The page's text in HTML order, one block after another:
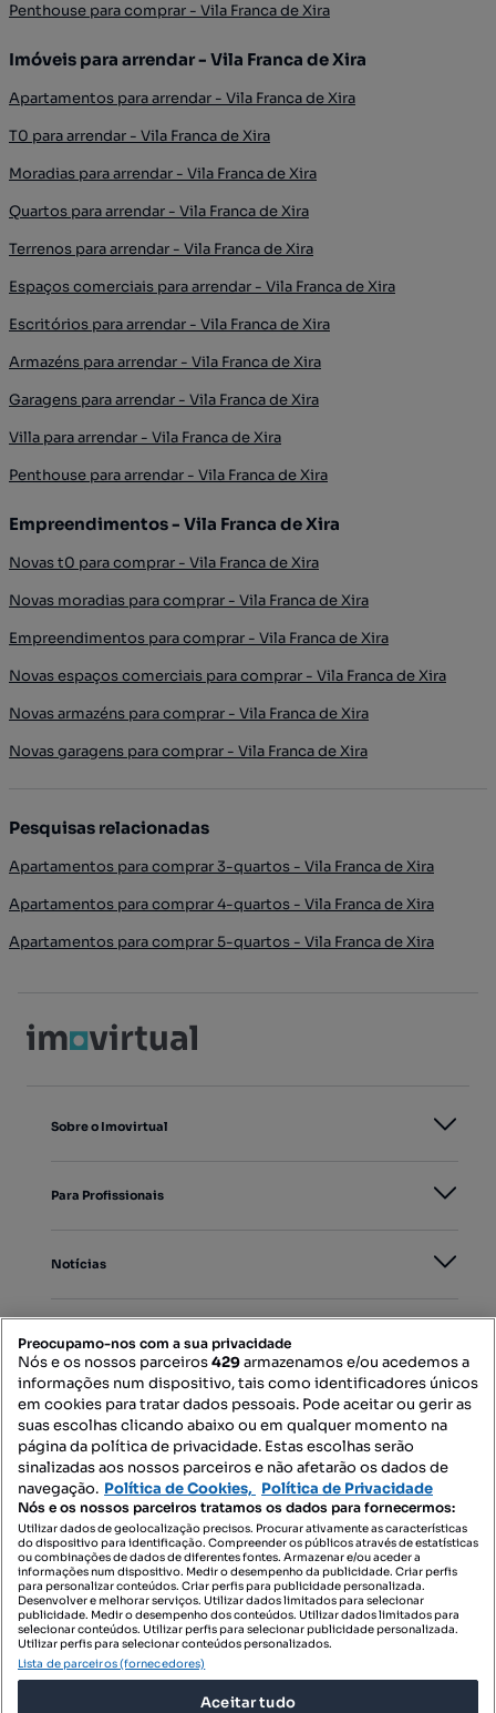
Penthouse para comprar - Vila Franca de Xira
Imóveis para arrendar - Vila Franca de Xira
Apartamentos para arrendar - Vila Franca de Xira
T0 para arrendar - Vila Franca de Xira
Moradias para arrendar - Vila Franca de Xira
Quartos para arrendar - Vila Franca de Xira
Terrenos para arrendar - Vila Franca de Xira
Espaços comerciais para arrendar - Vila Franca de Xira
Escritórios para arrendar - Vila Franca de Xira
Armazéns para arrendar - Vila Franca de Xira
Garagens para arrendar - Vila Franca de Xira
Villa para arrendar - Vila Franca de Xira
Penthouse para arrendar - Vila Franca de Xira
Empreendimentos - Vila Franca de Xira
Novas t0 para comprar - Vila Franca de Xira
Novas moradias para comprar - Vila Franca de Xira
Empreendimentos para comprar - Vila Franca de Xira
Novas espaços comerciais para comprar - Vila Franca de Xira
Novas armazéns para comprar - Vila Franca de Xira
Novas garagens para comprar - Vila Franca de Xira
Pesquisas relacionadas
Apartamentos para comprar 3-quartos - Vila Franca de Xira
Apartamentos para comprar 4-quartos - Vila Franca de Xira
Apartamentos para comprar 5-quartos - Vila Franca de Xira
Sobre o Imovirtual
Para Profissionais
Notícias
Mapa do Site
Contacte-nos
SIGA-NOS:
DESCARREGAR NA:
Preocupamo-nos com a sua privacidade
Nós e os nossos parceiros429armazenamos e/ou acedemos a
informações num dispositivo, tais como identificadores únicos
em cookies para tratar dados pessoais. Pode aceitar ou gerir as
suas escolhas clicando abaixo ou em qualquer momento na
página da política de privacidade. Estas escolhas serão
sinalizadas aos nossos parceiros e não afetarão os dados de
navegação. Política de Cookies, Política de Privacidade
Nós e os nossos parceiros tratamos os dados para fornecermos:
Utilizar dados de geolocalização precisos. Procurar ativamente as características
do dispositivo para identificação. Compreender os públicos através de estatísticas
ou combinações de dados de diferentes fontes. Armazenar e/ou aceder a
informações num dispositivo. Medir o desempenho da publicidade. Criar perfis
para personalizar conteúdos. Criar perfis para publicidade personalizada.
Desenvolver e melhorar serviços. Utilizar dados limitados para selecionar
publicidade. Medir o desempenho dos conteúdos. Utilizar dados limitados para
selecionar conteúdos. Utilizar perfis para selecionar publicidade personalizada.
Utilizar perfis para selecionar conteúdos personalizados.
Lista de parceiros (fornecedores)
Aceitar tudo